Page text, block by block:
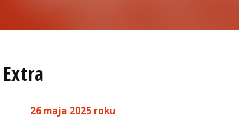
26 maja 2025 roku